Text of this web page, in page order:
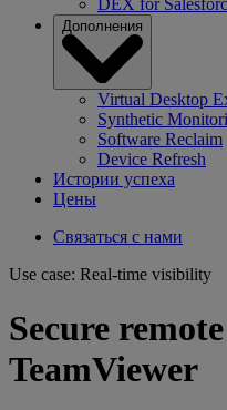
DEX for
Дополнения
Virtual Desktop
Synthetic
Software Reclaim
Device Refresh
Истории успеха
Цены
Связаться с нами
Use case: Real-time visibility
Secure
TeamViewer